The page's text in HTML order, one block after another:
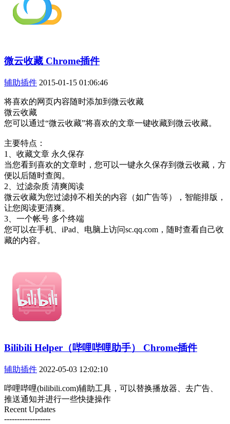
微云收藏 Chrome插件
辅助插件 2015-01-15 01:06:46
将喜欢的网页内容随时添加到微云收藏
微云收藏
您可以通过“微云收藏”将喜欢的文章一键收藏到微云收藏。
主要特点：
1、收藏文章 永久保存
当您看到喜欢的文章时，您可以一键永久保存到微云收藏，方
便以后随时查阅。
2、过滤杂质 清爽阅读
微云收藏为您过滤掉不相关的内容（如广告等），智能排版，
让您阅读更清爽。
3、一个帐号 多个终端
您可以在手机、iPad、电脑上访问sc.qq.com，随时查看自己收
藏的内容。
Bilibili Helper（哔哩哔哩助手） Chrome插件
辅助插件 2022-05-03 12:02:10
哔哩哔哩(bilibili.com)辅助工具，可以替换播放器、去广告、
推送通知并进行一些快捷操作
Recent Updates
------------------